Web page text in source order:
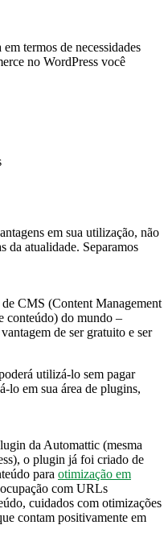
termos de necessidades
no WordPress você
em sua utilização, não
da atualidade. Separamos
CMS (Content Management
conteúdo) do mundo –
de ser gratuito e ser
utilizá-lo sem pagar
lo em sua área de plugins,
da Automattic (mesma
o plugin já foi criado de
para otimização em
com URLs
cuidados com otimizações
contam positivamente em